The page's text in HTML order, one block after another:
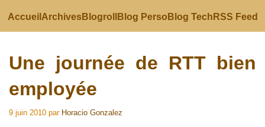
Accueil ArchivesBlogroll Blog Perso Blog Tech RSS Feed
Une journée de RTT bien
employée
9 juin 2010 par Horacio Gonzalez